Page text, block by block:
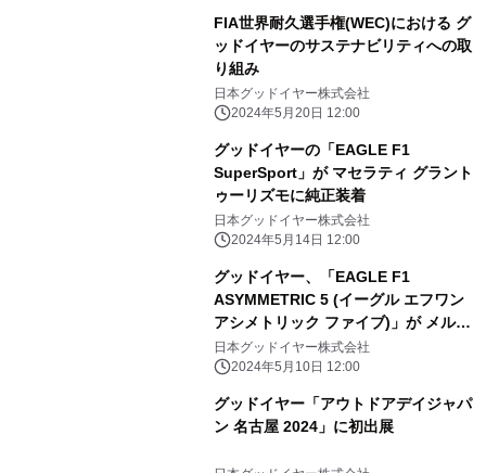
FIA世界耐久選手権(WEC)における グ
ッドイヤーのサステナビリティへの取
り組み
日本グッドイヤー株式会社
2024年5月20日 12:00
グッドイヤーの「EAGLE F1
SuperSport」が マセラティ グラント
ゥーリズモに純正装着
日本グッドイヤー株式会社
2024年5月14日 12:00
グッドイヤー、「EAGLE F1
ASYMMETRIC 5 (イーグル エフワン
アシメトリック ファイブ)」が メルセ
デス・ベンツ「CLE Coupe」に純正
装着
日本グッドイヤー株式会社
2024年5月10日 12:00
グッドイヤー「アウトドアデイジャパ
ン 名古屋 2024」に初出展